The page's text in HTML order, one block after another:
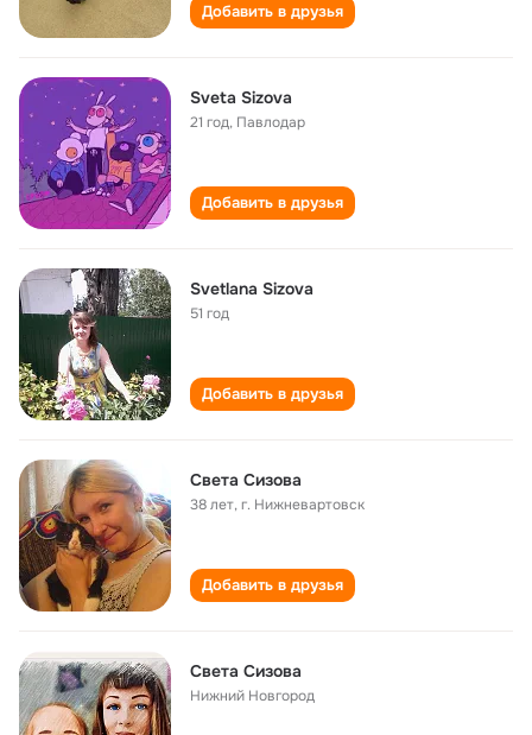
Добавить в друзья
Sveta Sizova
21 год, Павлодар
Добавить в друзья
Svetlana Sizova
51 год
Добавить в друзья
Света Сизова
38 лет,г. Нижневартовск
Добавить в друзья
Света Сизова
Нижний Новгород